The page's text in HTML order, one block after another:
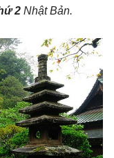
2 Nhật Bản.